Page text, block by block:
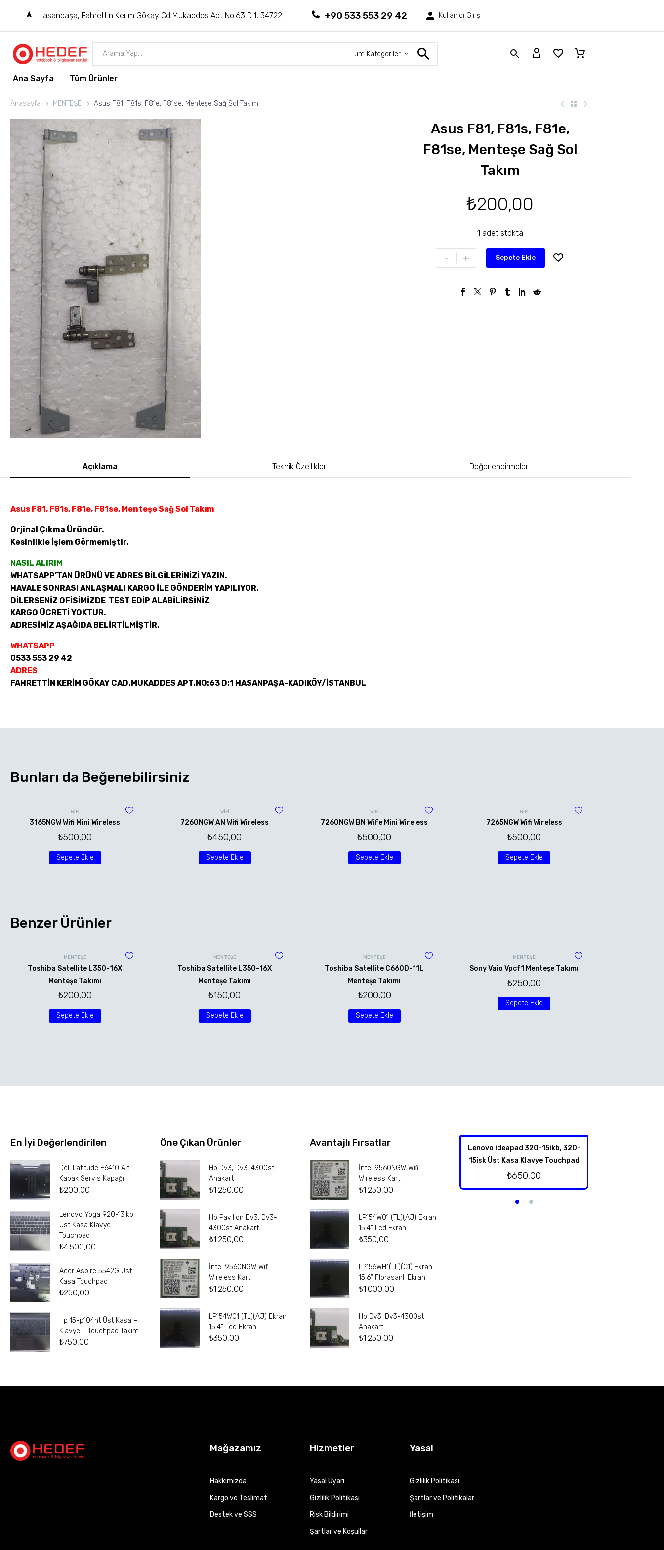
Hasanpaşa, Fahrettin Kerim Gökay Cd Mukaddes Apt No:63 D:1, 34722 +90 533 553 29 42 Kullanıcı Girişi
Tüm Kategoriler
Ana Sayfa Tüm Ürünler
Anasayfa MENTEŞE Asus F81, F81s, F81e, F81se, Menteşe Sağ Sol Takım
Asus F81, F81s, F81e,
F81se, Menteşe Sağ Sol
Takım
₺200,00
1 adet stokta
- + Sepete Ekle
Açıklama Teknik Özellikler Değerlendirmeler
Asus F81, F81s, F81e, F81se, Menteşe Sağ Sol Takım
Orjinal Çıkma Üründür.
Kesinlikle İşlem Görmemiştir.
NASIL ALIRIM
WHATSAPP’TAN ÜRÜNÜ VE ADRES BİLGİLERİNİZİ YAZIN.
HAVALE SONRASI ANLAŞMALI KARGO İLE GÖNDERİM YAPILIYOR.
DİLERSENİZ OFİSİMİZDE TEST EDİP ALABİLİRSİNİZ
KARGO ÜCRETİ YOKTUR.
ADRESİMİZ AŞAĞIDA BELİRTİLMİŞTİR.
WHATSAPP
0533 553 29 42
ADRES
FAHRETTİN KERİM GÖKAY CAD.MUKADDES APT.NO:63 D:1 HASANPAŞA-KADIKÖY/İSTANBUL
Bunları da Beğenebilirsiniz
WİFİ
3165NGW Wifi Mini Wireless
₺500,00
Sepete Ekle
WİFİ
7260NGW AN Wifi Wireless
₺450,00
Sepete Ekle
WİFİ
7260NGW BN Wife Mini Wireless
₺500,00
Sepete Ekle
WİFİ
7265NGW Wifi Wireless
₺500,00
Sepete Ekle
Benzer Ürünler
MENTEŞE
Toshiba Satellite L350-16X
Menteşe Takımı
₺200,00
Sepete Ekle
MENTEŞE
Toshiba Satellite L350-16X
Menteşe Takımı
₺150,00
Sepete Ekle
MENTEŞE
Toshiba Satellite C660D-11L
Menteşe Takımı
₺200,00
Sepete Ekle
MENTEŞE
Sony Vaio Vpcf1 Menteşe Takımı
₺250,00
Sepete Ekle
En İyi Değerlendirilen
Dell Latitude E6410 Alt
Kapak Servis Kapağı
₺200,00
Lenovo Yoga 920-13ikb
Üst Kasa Klavye
Touchpad
₺4.500,00
Acer Aspire 5542G Üst
Kasa Touchpad
₺250,00
Hp 15-p104nt Üst Kasa –
Klavye – Touchpad Takım
₺750,00
Öne Çıkan Ürünler
Hp Dv3, Dv3-4300st
Anakart
₺1.250,00
Hp Pavilion Dv3, Dv3-
4300st Anakart
₺1.250,00
İntel 9560NGW Wifi
Wireless Kart
₺1.250,00
LP154W01 (TL)(AJ) Ekran
15.4” Lcd Ekran
₺350,00
Avantajlı Fırsatlar
İntel 9560NGW Wifi
Wireless Kart
₺1.250,00
LP154W01 (TL)(AJ) Ekran
15.4” Lcd Ekran
₺350,00
LP156WH1(TL)(C1) Ekran
15.6” Florasanlı Ekran
₺1.000,00
Hp Dv3, Dv3-4300st
Anakart
₺1.250,00
Lenovo ideapad 320-15ikb, 320-
15isk Üst Kasa Klavye Touchpad
₺650,00
Mağazamız
Hakkımızda
Kargo ve Teslimat
Destek ve SSS
Hizmetler
Yasal Uyarı
Gizlilik Politikası
Risk Bildirimi
Şartlar ve Koşullar
Yasal
Gizlilik Politikası
Şartlar ve Politikalar
İletişim